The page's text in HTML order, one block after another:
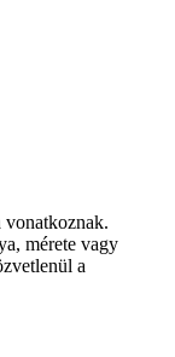
vonatkoznak.
mérete vagy
a